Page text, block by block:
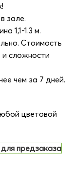
зале.
1,1-1.3 м.
Стоимость
и сложности
чем за 7 дней.
цветовой
25000 ₽.
предзаказа